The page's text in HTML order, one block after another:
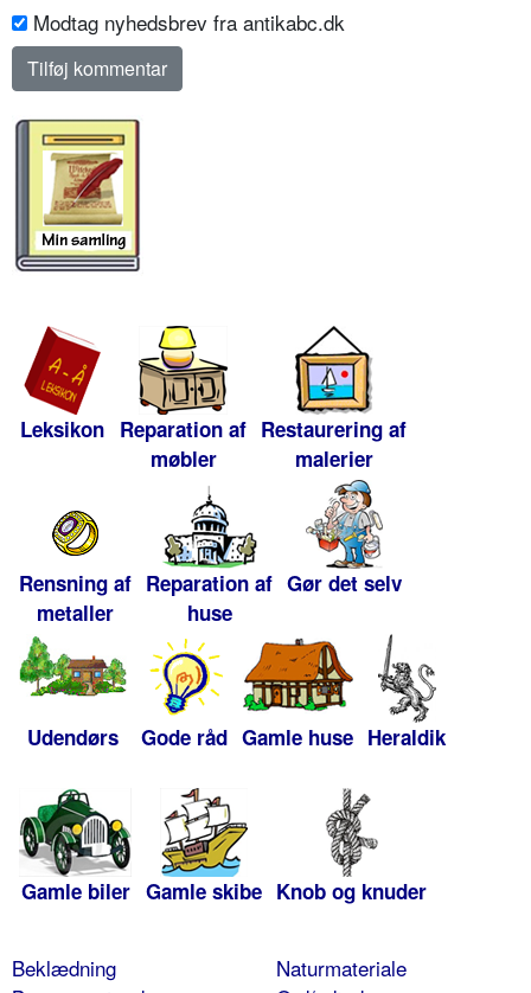
Modtag nyhedsbrev fra antikabc.dk
Leksikon Reparation af
møbler
Restaurering af
malerier
Rensning af
metaller
Reparation af
huse
Gør det selv
Udendørs Gode råd Gamle huse Heraldik
Gamle biler Gamle skibe Knob og knuder
Beklædning
Naturmateriale